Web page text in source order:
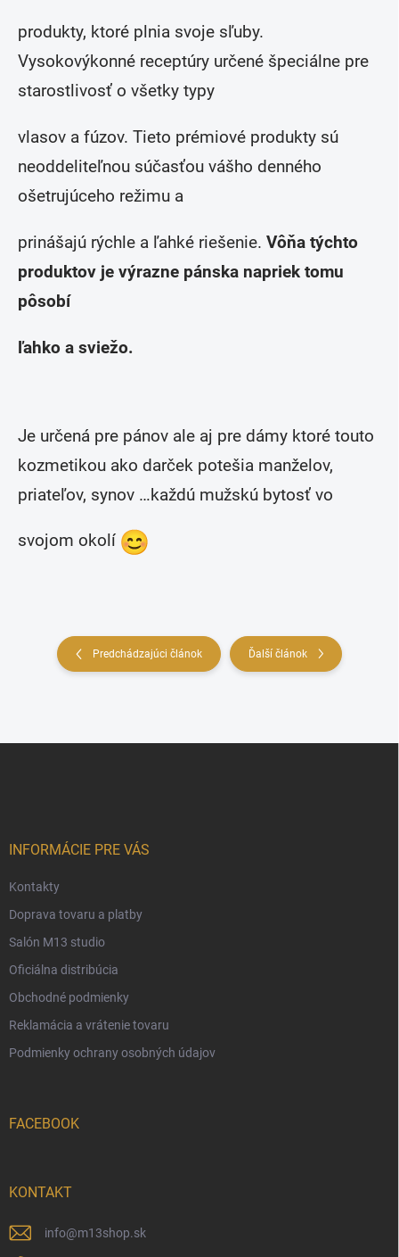
produkty, ktoré plnia svoje sľuby.
Vysokovýkonné receptúry určené špeciálne pre
starostlivosť o všetky typy
vlasov a fúzov. Tieto prémiové produkty sú
neoddeliteľnou súčasťou vášho denného
ošetrujúceho režimu a
prinášajú rýchle a ľahké riešenie. Vôňa týchto
produktov je výrazne pánska napriek tomu
pôsobí
ľahko a sviežo.
Je určená pre pánov ale aj pre dámy ktoré touto
kozmetikou ako darček potešia manželov,
priateľov, synov …každú mužskú bytosť vo
svojom okolí
Predchádzajúci článok Ďalší článok
INFORMÁCIE PRE VÁS
Kontakty
Doprava tovaru a platby
Salón M13 studio
Oficiálna distribúcia
Obchodné podmienky
Reklamácia a vrátenie tovaru
Podmienky ochrany osobných údajov
FACEBOOK
KONTAKT
info@m13shop.sk